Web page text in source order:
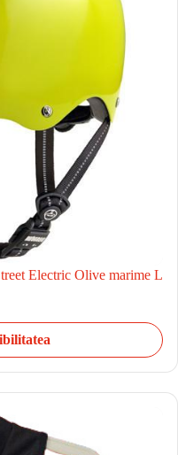
Electric Olive marime L